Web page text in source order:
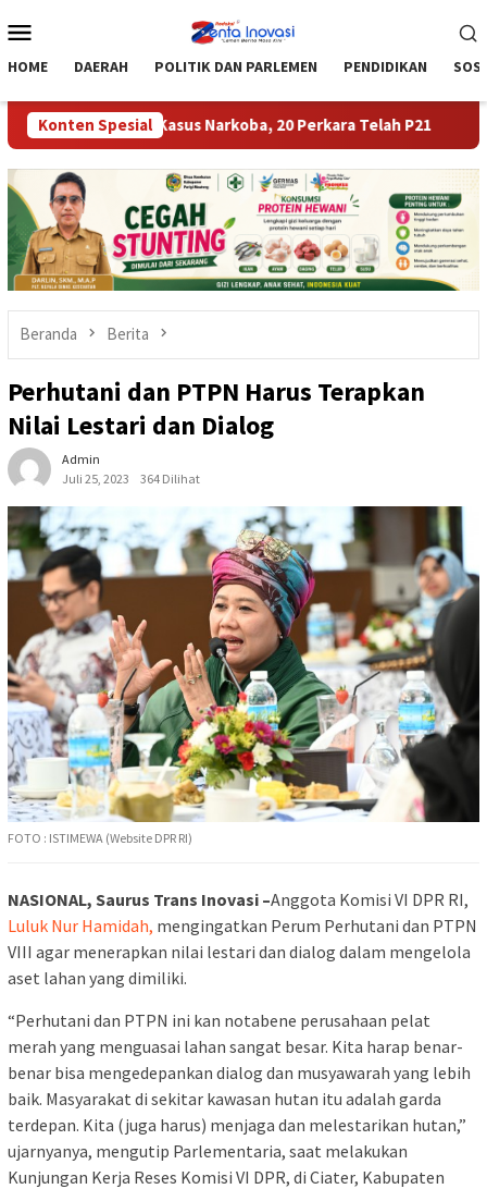
ke
Mobile
HOME DAERAH POLITIK DAN PARLEMEN PENDIDIKAN
Konten Spesial
30 Kasus Narkoba, 20 Perkara Telah P21 Tekan
Beranda Berita
Perhutani dan PTPN Harus Terapkan
Nilai Lestari dan Dialog
Admin
Juli 25, 2023
364 Dilihat
FOTO : ISTIMEWA (Website DPR RI)
NASIONAL, Saurus Trans Inovasi –Anggota Komisi VI DPR RI,
Luluk Nur Hamidah, mengingatkan Perum Perhutani dan PTPN
VIII agar menerapkan nilai lestari dan dialog dalam mengelola
aset lahan yang dimiliki.
“Perhutani dan PTPN ini kan notabene perusahaan pelat
merah yang menguasai lahan sangat besar. Kita harap benar-
benar bisa mengedepankan dialog dan musyawarah yang lebih
baik. Masyarakat di sekitar kawasan hutan itu adalah garda
terdepan. Kita (juga harus) menjaga dan melestarikan hutan,”
ujarnyanya, mengutip Parlementaria, saat melakukan
Kunjungan Kerja Reses Komisi VI DPR, di Ciater, Kabupaten